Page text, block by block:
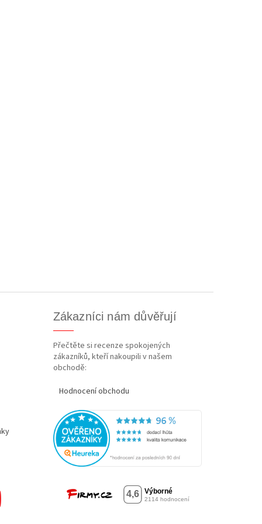
Zákazníci nám důvěřují
Přečtěte si recenze spokojených
zákazníků, kteří nakoupili v našem
obchodě:
Hodnocení obchodu